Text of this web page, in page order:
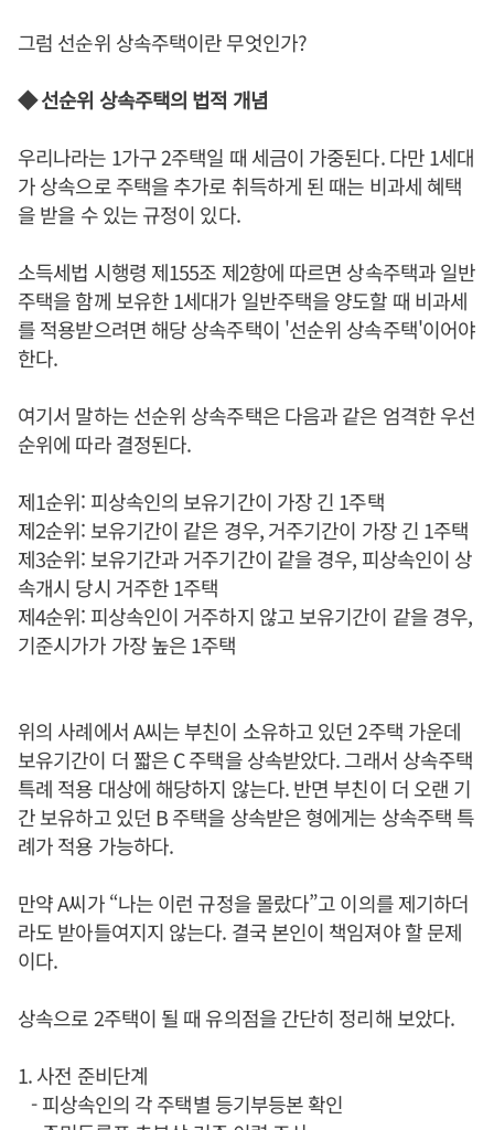
그럼 선순위 상속주택이란 무엇인가?
◆ 선순위 상속주택의 법적 개념
우리나라는 1가구 2주택일 때 세금이 가중된다. 다만 1세대
가 상속으로 주택을 추가로 취득하게 된 때는 비과세 혜택
을 받을 수 있는 규정이 있다.
소득세법 시행령 제155조 제2항에 따르면 상속주택과 일반
주택을 함께 보유한 1세대가 일반주택을 양도할 때 비과세
를 적용받으려면 해당 상속주택이 '선순위 상속주택'이어야
한다.
여기서 말하는 선순위 상속주택은 다음과 같은 엄격한 우선
순위에 따라 결정된다.
제1순위: 피상속인의 보유기간이 가장 긴 1주택
제2순위: 보유기간이 같은 경우, 거주기간이 가장 긴 1주택
제3순위: 보유기간과 거주기간이 같을 경우, 피상속인이 상
속개시 당시 거주한 1주택
제4순위: 피상속인이 거주하지 않고 보유기간이 같을 경우,
기준시가가 가장 높은 1주택
위의 사례에서 A씨는 부친이 소유하고 있던 2주택 가운데
보유기간이 더 짧은 C 주택을 상속받았다. 그래서 상속주택
특례 적용 대상에 해당하지 않는다. 반면 부친이 더 오랜 기
간 보유하고 있던 B 주택을 상속받은 형에게는 상속주택 특
례가 적용 가능하다.
만약 A씨가 “나는 이런 규정을 몰랐다”고 이의를 제기하더
라도 받아들여지지 않는다. 결국 본인이 책임져야 할 문제
이다.
상속으로 2주택이 될 때 유의점을 간단히 정리해 보았다.
1. 사전 준비단계
- 피상속인의 각 주택별 등기부등본 확인